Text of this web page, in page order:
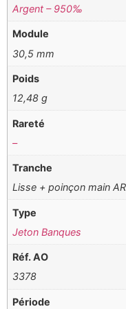
Argent – 950‰
Module
30,5 mm
Poids
12,48 g
Rareté
–
Tranche
Lisse + poinçon main
Type
Jeton Banques
Réf. AO
3378
Période